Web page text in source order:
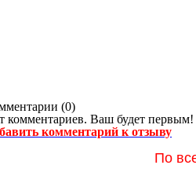
(0)
комментариев. Ваш будет первым!
комментарий к отзыву
По